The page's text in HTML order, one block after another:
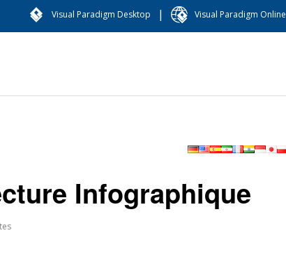
Visual Paradigm Desktop | Visual Paradigm Online
Infographique